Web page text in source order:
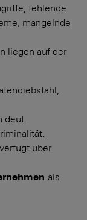
fehlende
mangelnde
liegen auf der
deut.
verfügt über
als